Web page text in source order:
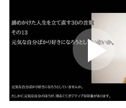
いらいらしな
プラス思考
ポジティ
ポジティブ思
ストレス対策
人生、な
気楽に生きる